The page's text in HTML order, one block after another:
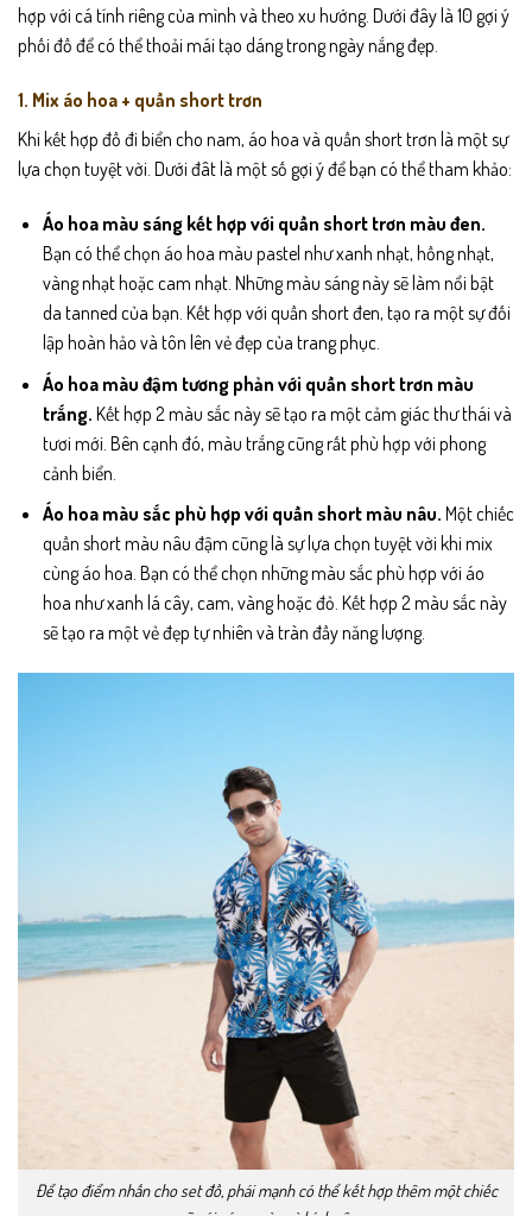
hợp với cá tính riêng của mình và theo xu hướng. Dưới đây là 10 gợi ý
phối đồ để có thể thoải mái tạo dáng trong ngày nắng đẹp.
1. Mix áo hoa + quần short trơn
Khi kết hợp đồ đi biển cho nam, áo hoa và quần short trơn là một sự
lựa chọn tuyệt vời. Dưới đât là một số gợi ý để bạn có thể tham khảo:
Áo hoa màu sáng kết hợp với quần short trơn màu đen.
Bạn có thể chọn áo hoa màu pastel như xanh nhạt, hồng nhạt,
vàng nhạt hoặc cam nhạt. Những màu sáng này sẽ làm nổi bật
da tanned của bạn. Kết hợp với quần short đen, tạo ra một sự đối
lập hoàn hảo và tôn lên vẻ đẹp của trang phục.
Áo hoa màu đậm tương phản với quần short trơn màu
trắng. Kết hợp 2 màu sắc này sẽ tạo ra một cảm giác thư thái và
tươi mới. Bên cạnh đó, màu trắng cũng rất phù hợp với phong
cảnh biển.
Áo hoa màu sắc phù hợp với quần short màu nâu. Một chiếc
quần short màu nâu đậm cũng là sự lựa chọn tuyệt vời khi mix
cùng áo hoa. Bạn có thể chọn những màu sắc phù hợp với áo
hoa như xanh lá cây, cam, vàng hoặc đỏ. Kết hợp 2 màu sắc này
sẽ tạo ra một vẻ đẹp tự nhiên và tràn đầy năng lượng.
Để tạo điểm nhấn cho set đồ, phái mạnh có thể kết hợp thêm một chiếc